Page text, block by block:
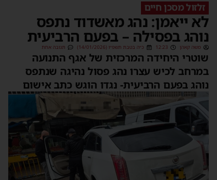
זלזול מסכן חיים
לא ייאמן: נהג מאשדוד נתפס
נוהג בפסילה – בפעם הרביעית
משה קאהן 12:23 כ״ה בטבת תשפ״ו (14/01/2026) תגובה אחת
שוטרי היחידה המרכזית של אגף התנועה
במרחב לכיש עצרו נהג פסול נהיגה שנתפס
נוהג בפעם הרביעית- נגדו הוגש כתב אישום